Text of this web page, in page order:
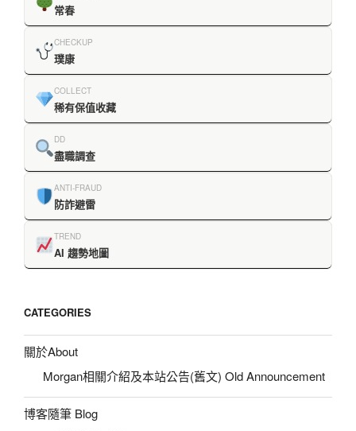
常春
CHECKUP
璞康
COLLECT
稀有保值收藏
DD
盡職調查
ANTI-FRAUD
防詐避雷
TREND
AI 趨勢地圖
CATEGORIES
關於About
Morgan相關介紹及本站公告(舊文) Old Announcement
博客隨筆 Blog